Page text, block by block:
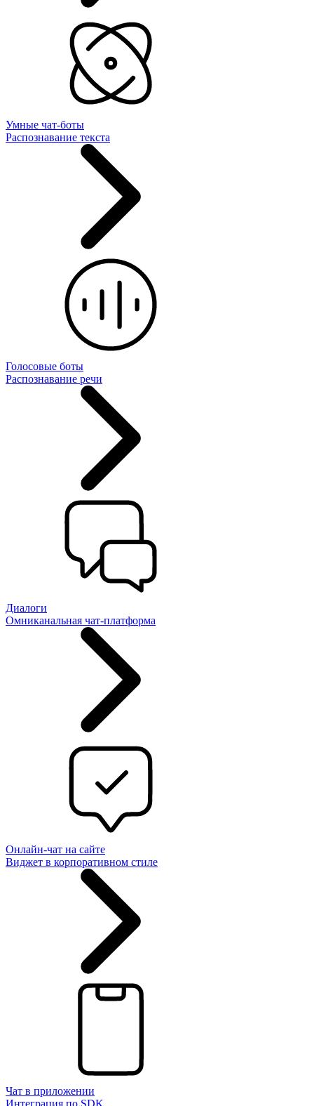
Умные чат-боты
Распознавание текста
Голосовые боты
Распознавание речи
Диалоги
Омниканальная чат-платформа
Онлайн-чат на сайте
Виджет в корпоративном стиле
Чат в приложении
Интеграция по SDK